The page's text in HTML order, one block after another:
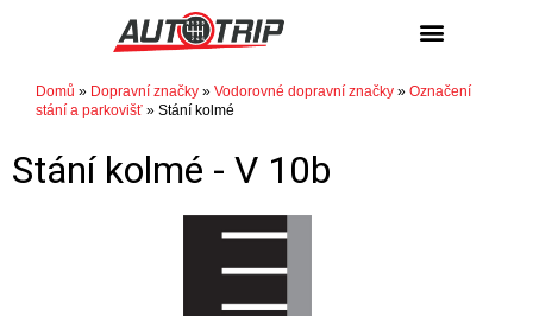
Domů » Dopravní značky » Vodorovné dopravní značky » Označení
stání a parkovišť » Stání kolmé
Stání kolmé - V 10b